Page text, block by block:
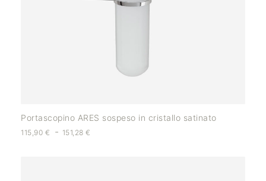
Portascopino ARES sospeso in cristallo satinato
115,90 € - 151,28€